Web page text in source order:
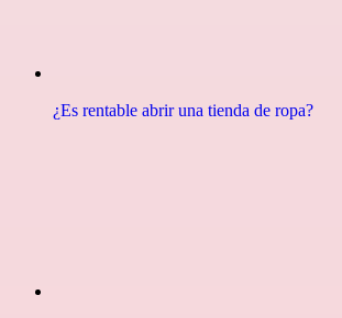
¿Es rentable abrir una tienda de ropa?